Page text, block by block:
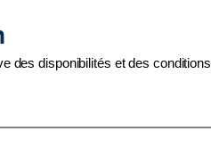
des disponibilités et des conditions